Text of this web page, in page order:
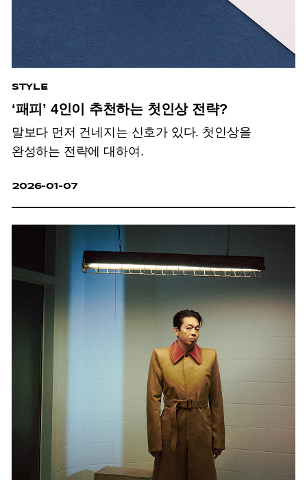
STYLE
‘패피’ 4인이 추천하는 첫인상 전략?
말보다 먼저 건네지는 신호가 있다. 첫인상을
완성하는 전략에 대하여.
2026-01-07